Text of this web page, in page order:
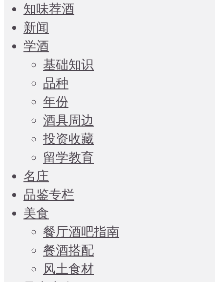
知味荐酒
新闻
学酒
基础知识
品种
年份
酒具周边
投资收藏
留学教育
名庄
品鉴专栏
美食
餐厅酒吧指南
餐酒搭配
风土食材